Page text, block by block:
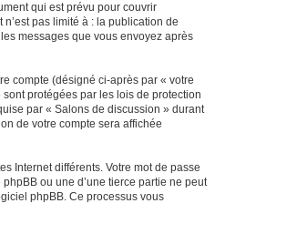
qui est prévu pour couvrir
pas limité à : la publication de
messages que vous envoyez après
compte (désigné ci-après par « votre
protégées par les lois de protection
par « Salons de discussion » durant
de votre compte sera affichée
Internet différents. Votre mot de passe
ou une d’une tierce partie ne peut
phpBB. Ce processus vous